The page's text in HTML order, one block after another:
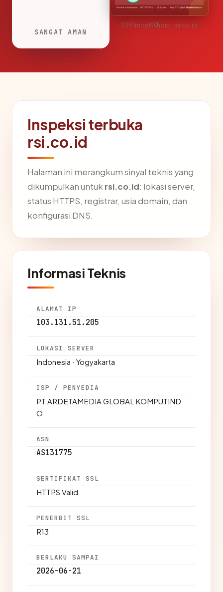
SANGAT AMAN
S991mostWhois · rsi.co.id
Inspeksi terbuka
rsi.co.id
Halaman ini merangkum sinyal teknis yang
dikumpulkan untuk rsi.co.id: lokasi server,
status HTTPS, registrar, usia domain, dan
konfigurasi DNS.
Informasi Teknis
ALAMAT IP
103.131.51.205
LOKASI SERVER
Indonesia · Yogyakarta
ISP / PENYEDIA
PT ARDETAMEDIA GLOBAL KOMPUTIND
O
ASN
AS131775
SERTIFIKAT SSL
HTTPS Valid
PENERBIT SSL
R13
BERLAKU SAMPAI
2026-06-21